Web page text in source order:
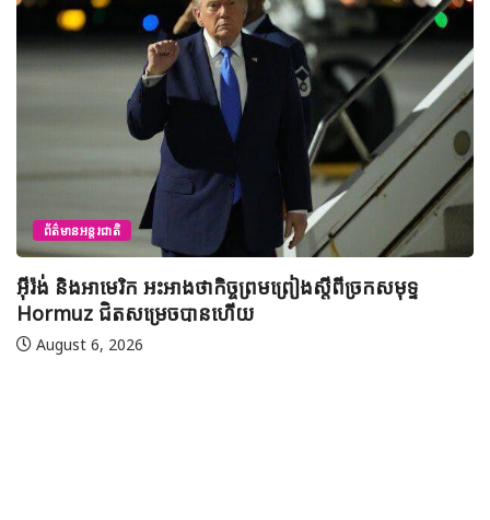
ព័ត៌មានជាតិ
យុវសិស្សកម្ពុជា២រូបចូលរួមប្រឡងទន្ទេញគម្ពីរអាល់គូរអា
មាត់លំដាប់ពិភពលោក លើកទី៤៦ នៅទីក្រុងម៉ាក់កះ ប្រទេស
អារ៉ាប៊ីសាអូឌីត
August 7, 2026